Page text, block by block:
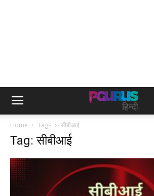
Home Tags सीबीआई
Tag: सीबीआई